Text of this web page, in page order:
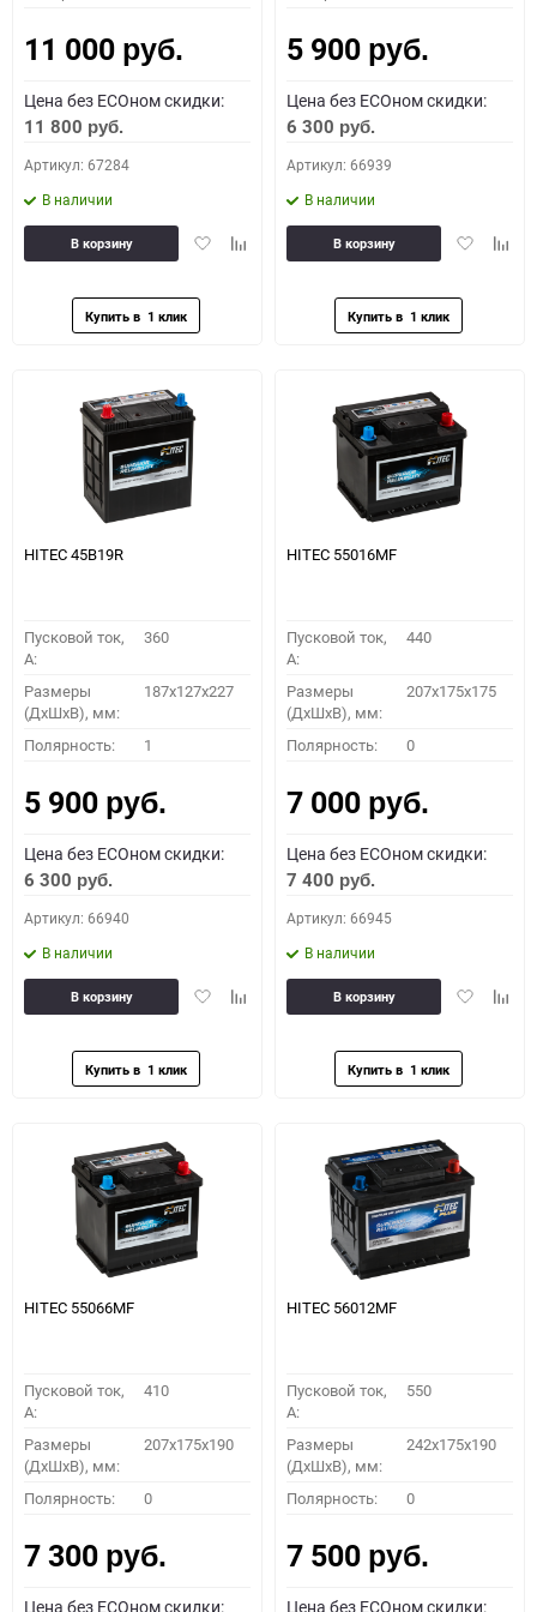
11 000 руб.
Цена без ECOном скидки:
11 800 руб.
Артикул: 67284
В наличии
ДобавитьДобавить
В корзину
5 900 руб.
Цена без ECOном скидки:
6 300 руб.
Артикул: 66939
В наличии
Добавить
В корзину
HITEC 45B19R
Пусковой ток,
A:
360
Размеры
(ДхШхВ), мм:
187x127x227
Полярность: 1
5 900 руб.
Цена без ECOном скидки:
6 300 руб.
Артикул: 66940
В наличии
ДобавитьДобавить
В корзину
HITEC 55016MF
Пусковой ток,
A:
440
Размеры
(ДхШхВ), мм:
207x175x175
Полярность: 0
7 000 руб.
Цена без ECOном скидки:
7 400 руб.
Артикул: 66945
В наличии
Добавить
В корзину
HITEC 55066MF
Пусковой ток,
A:
410
Размеры
(ДхШхВ), мм:
207x175x190
Полярность: 0
7 300 руб.
Цена без ECOном скидки:
HITEC 56012MF
Пусковой ток,
A:
550
Размеры
(ДхШхВ), мм:
242x175x190
Полярность: 0
7 500 руб.
Цена без ECOном скидки: